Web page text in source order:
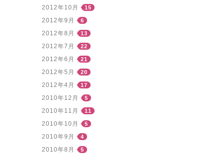
2012年10月 15
2012年9月 6
2012年8月 13
2012年7月 22
2012年6月 21
2012年5月 20
2012年4月 17
2010年12月 5
2010年11月 11
2010年10月 5
2010年9月 4
2010年8月 5